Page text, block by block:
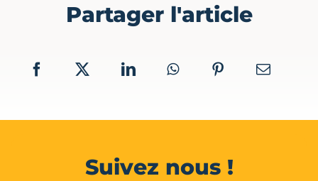
Partager l'article
Suivez nous !